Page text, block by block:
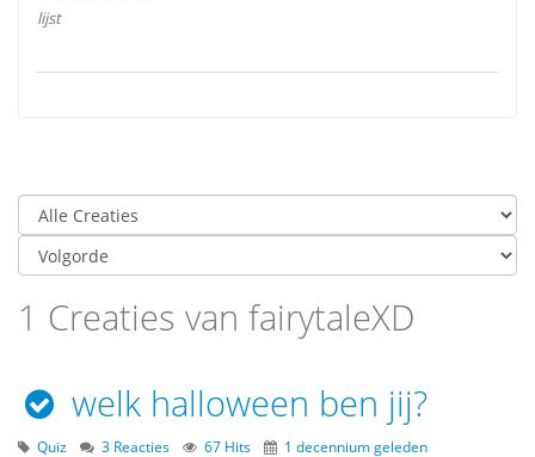
lijst
1 Creaties van fairytaleXD
welk halloween ben jij?
Quiz 3 Reacties 67 Hits 1 decennium geleden